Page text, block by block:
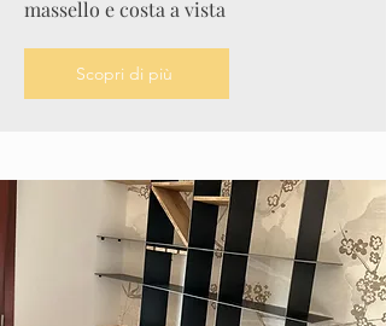
massello e costa a vista
Scopri di più